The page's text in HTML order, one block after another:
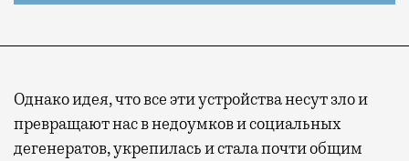
Однако идея, что все эти устройства несут зло и
превращают нас в недоумков и социальных
дегенератов, укрепилась и стала почти общим